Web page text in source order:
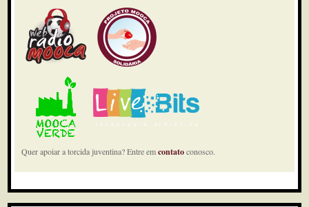
Quer apoiar a torcida juventina? Entre emcontatoconosco.